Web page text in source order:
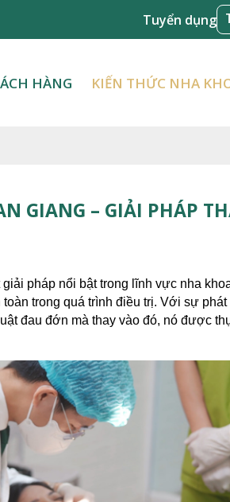
Tuyển dụng
HÀNG KIẾN THỨC NHA
GIANG – GIẢI PHÁP
pháp nổi bật trong lĩnh vực nha
trong quá trình điều trị. Với sự
đau đớn mà thay vào đó, nó được